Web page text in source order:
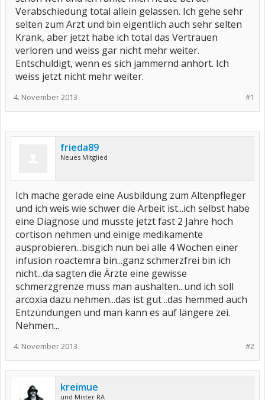
Verabschiedung total allein gelassen. Ich gehe sehr
selten zum Arzt und bin eigentlich auch sehr selten
Krank, aber jetzt habe ich total das Vertrauen
verloren und weiss gar nicht mehr weiter.
Entschuldigt, wenn es sich jammernd anhört. Ich
weiss jetzt nicht mehr weiter.
#1
4. November 2013
frieda89
Neues Mitglied
Ich mache gerade eine Ausbildung zum Altenpfleger
und ich weis wie schwer die Arbeit ist...ich selbst habe
eine Diagnose und musste jetzt fast 2 Jahre hoch
cortison nehmen und einige medikamente
ausprobieren...bisgich nun bei alle 4 Wochen einer
infusion roactemra bin...ganz schmerzfrei bin ich
nicht...da sagten die Ärzte eine gewisse
schmerzgrenze muss man aushalten...und ich soll
arcoxia dazu nehmen...das ist gut ..das hemmed auch
Entzündungen und man kann es auf längere zei.
Nehmen...
#2
4. November 2013
kreimue
und Mister RA